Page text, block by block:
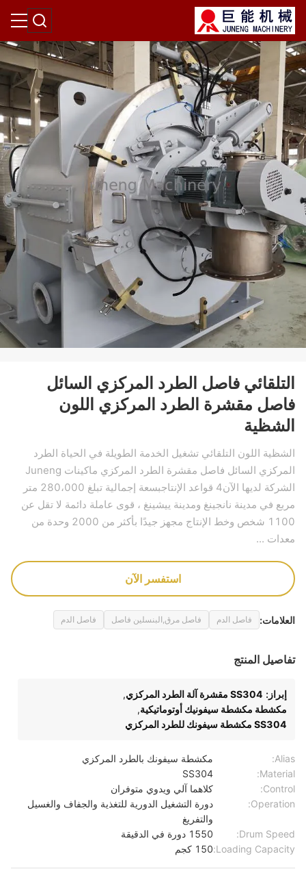
التلقائي فاصل الطرد المركزي السائل
فاصل مقشرة الطرد المركزي اللون
الشظية
الشظية اللون التلقائي تشغيل الخدمة الطويلة في الحياة الطرد
المركزي السائل فاصل مقشرة الطرد المركزي ماكينات Juneng
الشركة لديها الآن4 قواعد الإنتاجبسعة إجمالية تبلغ 280،000 متر
مربع في مدينة نانجينغ ومدينة ييشينغ ، قوى عاملة دائمة لا تقل عن
1100 شخص وخط الإنتاج مجهز جيدًا بأكثر من 2000 وحدة من
معدات ...
استفسر الآن
العلامات: فاصل الدم فاصل مرق,البنسلين فاصل فاصل الدم
تفاصيل المنتج
إبراز: SS304 مقشرة آلة الطرد المركزي
,
مكشطة مكشطة سيفونيك أوتوماتيكية,
SS304 مكشطة سيفونك للطرد المركزي
Alias:
مكشطة سيفونك بالطرد المركزي
Material:
SS304
Control:
كلاهما آلي ويدوي متوفران
Operation:
دورة التشغيل الدورية للتغذية والجفاف والغسيل
والتفريغ
Drum Speed:
1550 دورة في الدقيقة
Loading Capacity: 150 كجم